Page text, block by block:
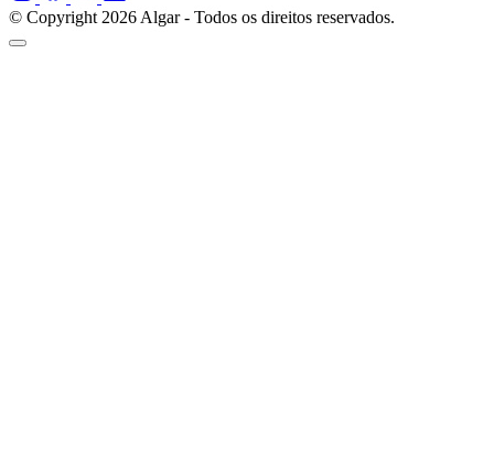
© Copyright 2026 Algar - Todos os direitos reservados.